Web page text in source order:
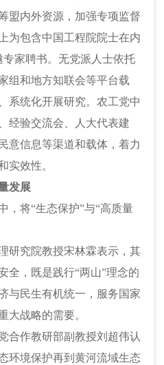
盟内外资源，加强专项监督
为包含中国工程院院士在内
家聘书。无党派人士依托
组和地方知联会等平台载
系统化开展研究。农工党中
经验交流会、人大代表建
意信息等渠道和载体，着力
实效性。
发展
，将“生态保护”与“高质量
研究院教授宋林霖表示，其
全，既是践行“两山”理念的
与民生有机统一，服务国家
大战略的需要。
合作教研部副教授刘超伟认
环境保护再到黄河流域生态